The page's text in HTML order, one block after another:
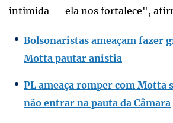
intimida — ela nos fortalece",
Bolsonaristas ameaçam fazer
Motta pautar anistia
PL ameaça romper com Motta
não entrar na pauta da Câmara